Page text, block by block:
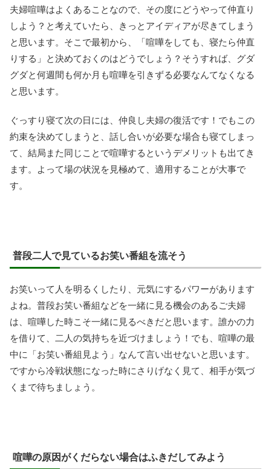
夫婦喧嘩はよくあることなので、その度にどうやって仲直り
しよう？と考えていたら、きっとアイディアが尽きてしまう
と思います。そこで最初から、「喧嘩をしても、寝たら仲直
りする」と決めておくのはどうでしょう？そうすれば、グダ
グダと何週間も何か月も喧嘩を引きずる必要なんてなくなる
と思います。
ぐっすり寝て次の日には、仲良し夫婦の復活です！でもこの
約束を決めてしまうと、話し合いが必要な場合も寝てしまっ
て、結局また同じことで喧嘩するというデメリットも出てき
ます。よって場の状況を見極めて、適用することが大事で
す。
普段二人で見ているお笑い番組を流そう
お笑いって人を明るくしたり、元気にするパワーがあります
よね。普段お笑い番組などを一緒に見る機会のあるご夫婦
は、喧嘩した時こそ一緒に見るべきだと思います。誰かの力
を借りて、二人の気持ちを近づけましょう！でも、喧嘩の最
中に「お笑い番組見よう」なんて言い出せないと思います。
ですから冷戦状態になった時にさりげなく見て、相手が気づ
くまで待ちましょう。
喧嘩の原因がくだらない場合はふきだしてみよう